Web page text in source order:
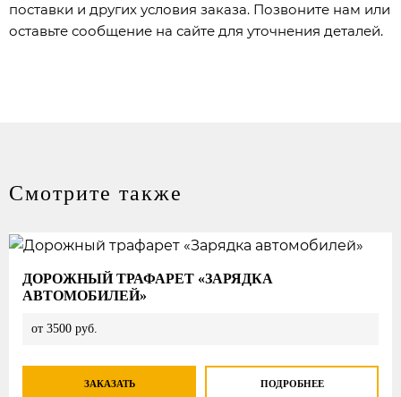
поставки и других условия заказа. Позвоните нам или
оставьте сообщение на сайте для уточнения деталей.
Смотрите также
ДОРОЖНЫЙ ТРАФАРЕТ «ЗАРЯДКА
АВТОМОБИЛЕЙ»
от 3500 руб.
ЗАКАЗАТЬ ПОДРОБНЕЕ